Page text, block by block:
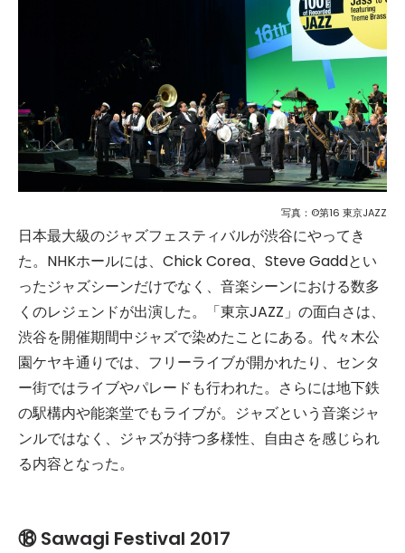
写真：©第16 東京JAZZ
日本最大級のジャズフェスティバルが渋谷にやってき
た。NHKホールには、Chick Corea、Steve Gaddとい
ったジャズシーンだけでなく、音楽シーンにおける数多
くのレジェンドが出演した。「東京JAZZ」の面白さは、
渋谷を開催期間中ジャズで染めたことにある。代々木公
園ケヤキ通りでは、フリーライブが開かれたり、センタ
ー街ではライブやパレードも行われた。さらには地下鉄
の駅構内や能楽堂でもライブが。ジャズという音楽ジャ
ンルではなく、ジャズが持つ多様性、自由さを感じられ
る内容となった。
⑱ Sawagi Festival 2017